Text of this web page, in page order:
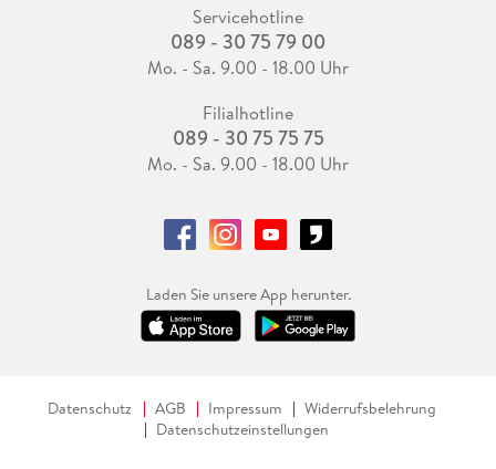
Servicehotline
089 - 30 75 79 00
Mo. - Sa. 9.00 - 18.00 Uhr
Filialhotline
089 - 30 75 75 75
Mo. - Sa. 9.00 - 18.00 Uhr
Laden Sie unsere App herunter.
Datenschutz AGB Impressum
Widerrufsbelehrung
Datenschutzeinstellungen